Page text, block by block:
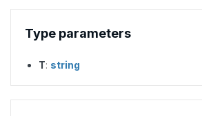
Type parameters
T: string